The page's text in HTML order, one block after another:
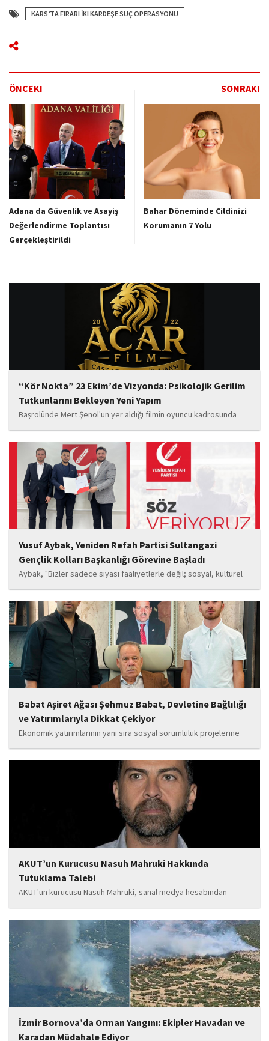
KARS’TA FIRARI İKI KARDEŞE SUÇ OPERASYONU
ÖNCEKI SONRAKI
Adana da Güvenlik ve Asayiş
Değerlendirme Toplantısı
Gerçekleştirildi
Bahar Döneminde Cildinizi
Korumanın 7 Yolu
“Kör Nokta” 23 Ekim’de Vizyonda: Psikolojik Gerilim
Tutkunlarını Bekleyen Yeni Yapım
Başrolünde Mert Şenol'un yer aldığı filmin oyuncu kadrosunda
Esma Kıyanç, Ayşe Aktaş, Berna Kıyanç, Gökay Alpaslan Şahin,
Sema Yaldıran, Sıla Altıntaş, İsmail Akkoç, Celal Acar ve çocuk
oyuncu Görkem Akyol...
Yusuf Aybak, Yeniden Refah Partisi Sultangazi
Gençlik Kolları Başkanlığı Görevine Başladı
Aybak, "Bizler sadece siyasi faaliyetlerle değil; sosyal, kültürel
ve manevi değerleri güçlendiren çalışmalarla da gençlerimizin
yanında olacağız. Sultangazi'de birlik ve beraberlik ruhunu daha
da güçlendirecek projeleri hayata geçirmek için ekip...
Babat Aşiret Ağası Şehmuz Babat, Devletine Bağlılığı
ve Yatırımlarıyla Dikkat Çekiyor
Ekonomik yatırımlarının yanı sıra sosyal sorumluluk projelerine
de önem veren Babat'ın, eğitim alanında bir lise ile iki okulun
yapımına katkı sunduğu, ayrıca Şırnak'ın çeşitli noktalarında
tamamlanan ve yapımı devam eden...
AKUT’un Kurucusu Nasuh Mahruki Hakkında
Tutuklama Talebi
AKUT'un kurucusu Nasuh Mahruki, sanal medya hesabından
yaptığı '15 Temmuz' paylaşımı nedeniyle 'Halkı kin ve düşmanlığa
tahrik veya aşağılama' suçundan gözaltına alındı. Mahruki,
tutuklama talebiyle Sulh Ceza Hakimliği'ne sevk edildi.
İzmir Bornova’da Orman Yangını: Ekipler Havadan ve
Karadan Müdahale Ediyor